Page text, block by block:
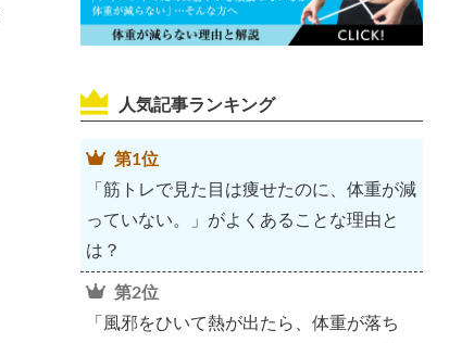
人気記事ランキング
第1位
「筋トレで見た目は痩せたのに、体重が減
っていない。」がよくあることな理由と
は？
第2位
「風邪をひいて熱が出たら、体重が落ち